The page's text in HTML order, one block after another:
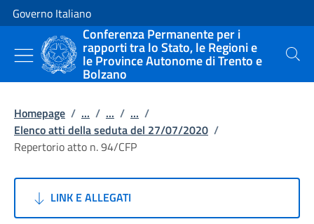
Vai al contenuto
Vai alla navigazione del sito
Governo Italiano
Conferenza Permanente per i
rapporti tra lo Stato, le Regioni e
le Province Autonome di Trento e
Bolzano
Cerca
Homepage / ... / ... / ... /
Elenco atti della seduta del 27/07/2020 /
Repertorio atto n. 94/CFP
LINK E ALLEGATI